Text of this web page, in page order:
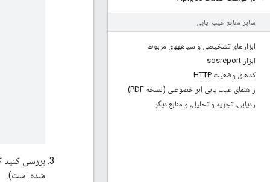
سایر منابع عیب یابی
ابزارهای تشخیصی و سیاهههای مربوط
ابزار sosreport
کدهای وضعیت HTTP
راهنمای عیب یابی ابر خصوصی (نسخه PDF)
ردیابی، تجزیه و تحلیل، و منابع دیگر
شده است).